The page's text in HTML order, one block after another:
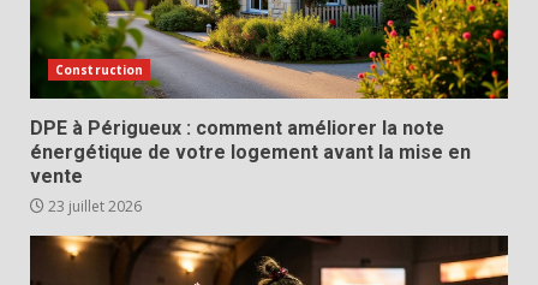
Construction
DPE à Périgueux : comment améliorer la note
énergétique de votre logement avant la mise en
vente
23 juillet 2026